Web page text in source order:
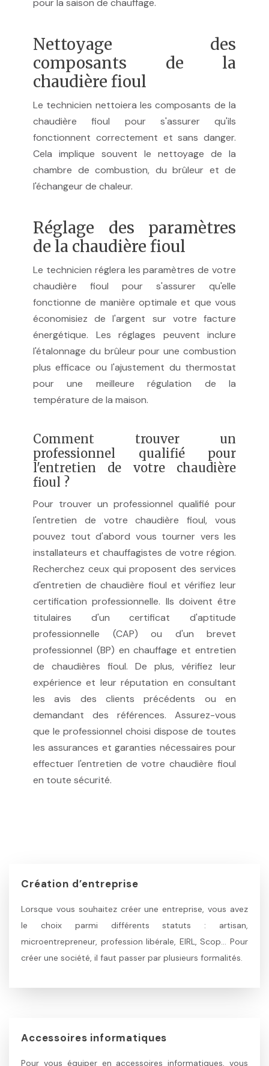
Nettoyage des
composants de la
chaudière fioul
Le technicien nettoiera les composants de la
chaudière fioul pour s'assurer qu'ils
fonctionnent correctement et sans danger.
Cela implique souvent le nettoyage de la
chambre de combustion, du brûleur et de
l'échangeur de chaleur.
Réglage des paramètres
de la chaudière fioul
Le technicien réglera les paramètres de votre
chaudière fioul pour s'assurer qu'elle
fonctionne de manière optimale et que vous
économisiez de l'argent sur votre facture
énergétique. Les réglages peuvent inclure
l'étalonnage du brûleur pour une combustion
plus efficace ou l'ajustement du thermostat
pour une meilleure régulation de la
température de la maison.
Comment trouver un
professionnel qualifié pour
l'entretien de votre chaudière
fioul ?
Pour trouver un professionnel qualifié pour
l'entretien de votre chaudière fioul, vous
pouvez tout d'abord vous tourner vers les
installateurs et chauffagistes de votre région.
Recherchez ceux qui proposent des services
d'entretien de chaudière fioul et vérifiez leur
certification professionnelle. Ils doivent être
titulaires d'un certificat d'aptitude
professionnelle (CAP) ou d'un brevet
professionnel (BP) en chauffage et entretien
de chaudières fioul. De plus, vérifiez leur
expérience et leur réputation en consultant
les avis des clients précédents ou en
demandant des références. Assurez-vous
que le professionnel choisi dispose de toutes
les assurances et garanties nécessaires pour
effectuer l'entretien de votre chaudière fioul
en toute sécurité.
Création d’entreprise
Lorsque vous souhaitez créer une entreprise, vous avez
le choix parmi différents statuts : artisan,
microentrepreneur, profession libérale, EIRL, Scop… Pour
créer une société, il faut passer par plusieurs formalités.
Accessoires informatiques
Pour vous équiper en accessoires informatiques, vous